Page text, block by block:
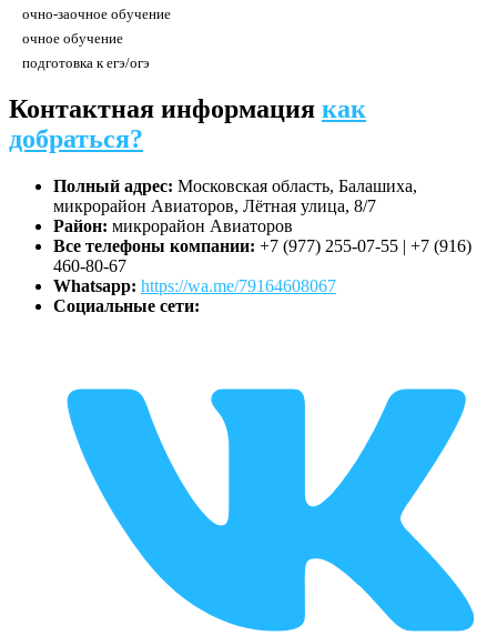
очно-заочное обучение
очное обучение
подготовка к егэ/огэ
Контактная информация как
добраться?
Полный адрес: Московская область, Балашиха,
микрорайон Авиаторов, Лётная улица, 8/7
Район: микрорайон Авиаторов
Все телефоны компании: +7 (977) 255-07-55 | +7 (916)
460-80-67
Whatsapp: https://wa.me/79164608067
Социальные сети: